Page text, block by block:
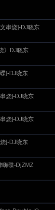
串烧]-DJ晓东
》DJ晓东
]-DJ晓东
烧]-DJ晓东
烧]-DJ晓东
]-DJ晓东
嗨碟-DjZMZ